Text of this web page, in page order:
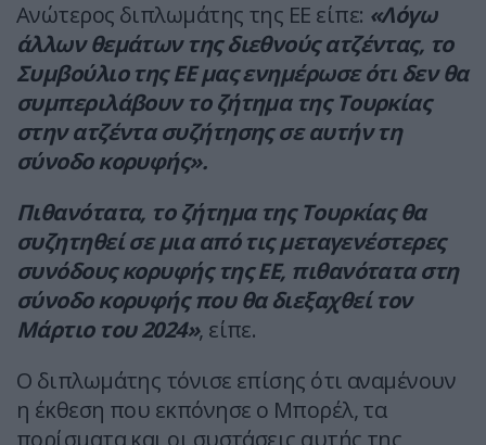
Ανώτερος διπλωμάτης της ΕΕ είπε: «Λόγω
άλλων θεμάτων της διεθνούς ατζέντας, το
Συμβούλιο της ΕΕ μας ενημέρωσε ότι δεν θα
συμπεριλάβουν το ζήτημα της Τουρκίας
στην ατζέντα συζήτησης σε αυτήν τη
σύνοδο κορυφής».
Πιθανότατα, το ζήτημα της Τουρκίας θα
συζητηθεί σε μια από τις μεταγενέστερες
συνόδους κορυφής της ΕΕ, πιθανότατα στη
σύνοδο κορυφής που θα διεξαχθεί τον
Μάρτιο του 2024», είπε.
Ο διπλωμάτης τόνισε επίσης ότι αναμένουν
η έκθεση που εκπόνησε ο Μπορέλ, τα